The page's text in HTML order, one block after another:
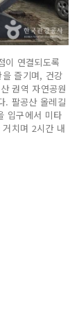
이 연결되도록
즐기며, 건강
권역 자연공원
. 팔공산 올레길
입구에서 미타
치며 2시간 내